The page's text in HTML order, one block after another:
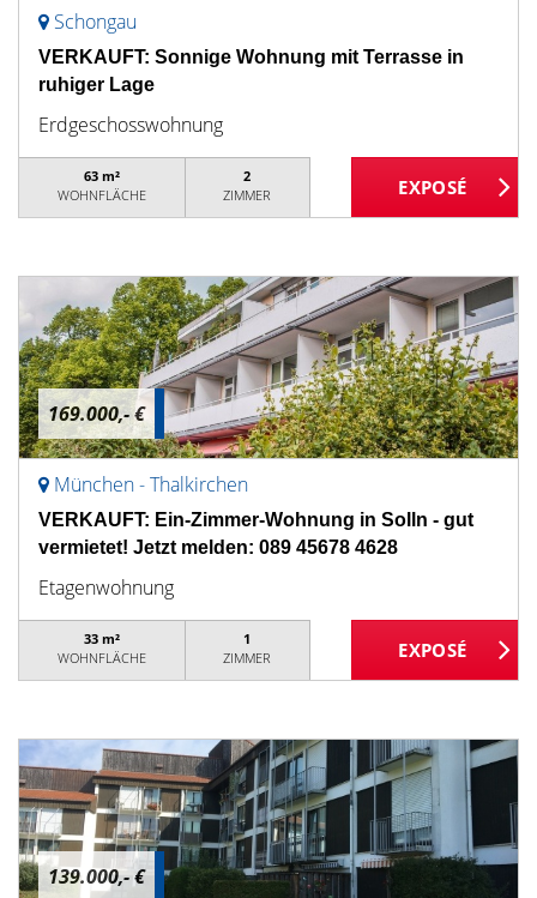
Schongau
VERKAUFT: Sonnige Wohnung mit Terrasse in
ruhiger Lage
Erdgeschosswohnung
63 m²
WOHNFLÄCHE
2
ZIMMER
169.000,- €
München - Thalkirchen
VERKAUFT: Ein-Zimmer-Wohnung in Solln - gut
vermietet! Jetzt melden: 089 45678 4628
Etagenwohnung
33 m²
WOHNFLÄCHE
1
ZIMMER
139.000,- €